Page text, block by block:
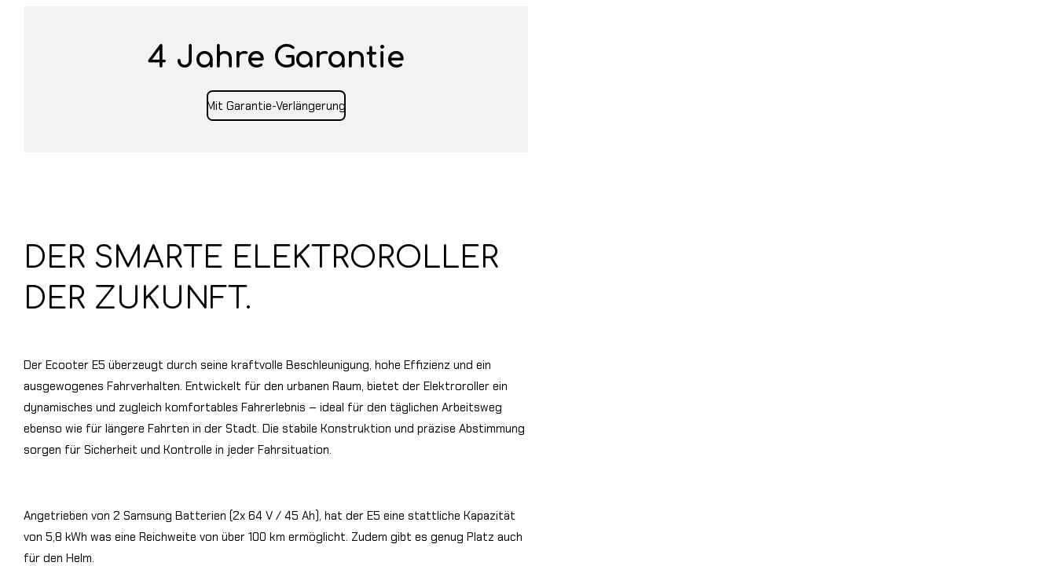
4 Jahre Garantie
Mit Garantie-Verlängerung
DER SMARTE ELEKTROROLLER
DER ZUKUNFT.
Der Ecooter E5 überzeugt durch seine kraftvolle Beschleunigung, hohe Effizienz und ein
ausgewogenes Fahrverhalten. Entwickelt für den urbanen Raum, bietet der Elektroroller ein
dynamisches und zugleich komfortables Fahrerlebnis – ideal für den täglichen Arbeitsweg
ebenso wie für längere Fahrten in der Stadt. Die stabile Konstruktion und präzise Abstimmung
sorgen für Sicherheit und Kontrolle in jeder Fahrsituation.
Angetrieben von 2 Samsung Batterien (2x 64 V / 45 Ah), hat der E5 eine stattliche Kapazität
von 5,8 kWh was eine Reichweite von über 100 km ermöglicht. Zudem gibt es genug Platz auch
für den Helm.